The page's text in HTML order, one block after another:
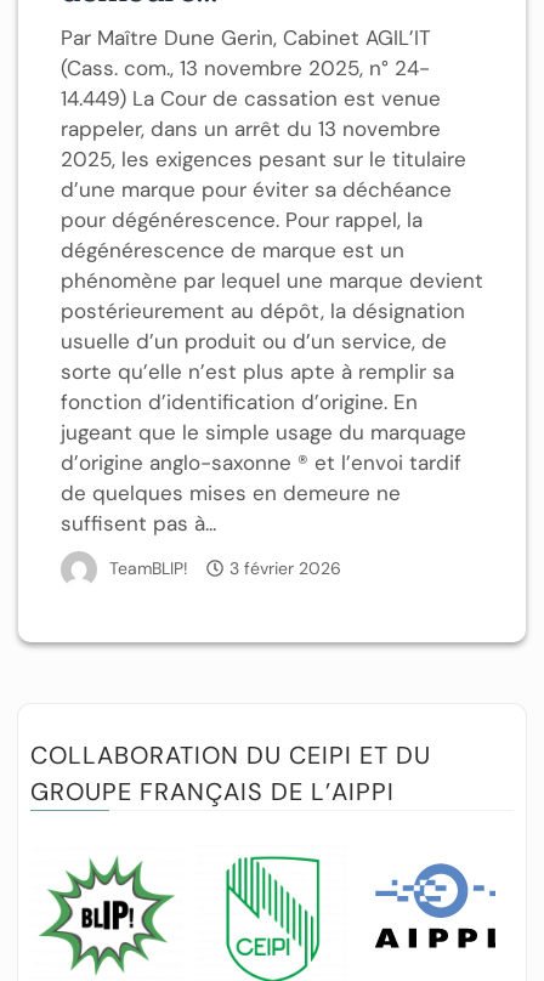
Par Maître Dune Gerin, Cabinet AGIL’IT
(Cass. com., 13 novembre 2025, n° 24-
14.449) La Cour de cassation est venue
rappeler, dans un arrêt du 13 novembre
2025, les exigences pesant sur le titulaire
d’une marque pour éviter sa déchéance
pour dégénérescence. Pour rappel, la
dégénérescence de marque est un
phénomène par lequel une marque devient
postérieurement au dépôt, la désignation
usuelle d’un produit ou d’un service, de
sorte qu’elle n’est plus apte à remplir sa
fonction d’identification d’origine. En
jugeant que le simple usage du marquage
d’origine anglo-saxonne ® et l’envoi tardif
de quelques mises en demeure ne
suffisent pas à...
TeamBLIP! 3 février 2026
COLLABORATION DU CEIPI ET DU
GROUPE FRANÇAIS DE L’AIPPI